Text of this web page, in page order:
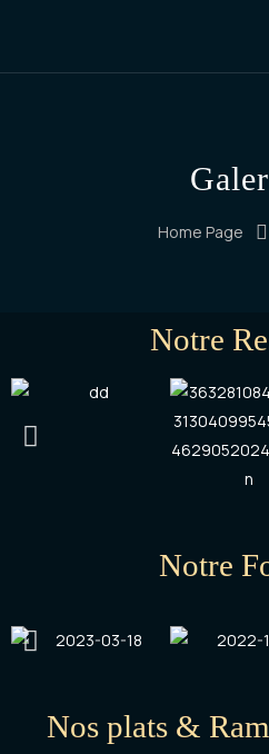
Home Page
Notre
Notre
Nos plats &